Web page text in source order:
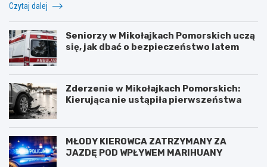
Czytaj dalej
Seniorzy w Mikołajkach Pomorskich uczą
się, jak dbać o bezpieczeństwo latem
Zderzenie w Mikołajkach Pomorskich:
Kierująca nie ustąpiła pierwszeństwa
MŁODY KIEROWCA ZATRZYMANY ZA
JAZDĘ POD WPŁYWEM MARIHUANY